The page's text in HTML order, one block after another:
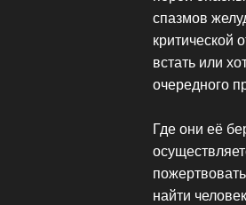
спазмов
критической
встать или
очередного
Где они её
найти